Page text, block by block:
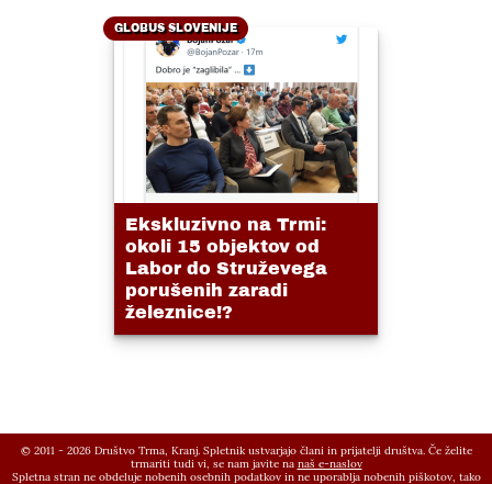
GLOBUS SLOVENIJE
Ekskluzivno na Trmi:
okoli 15 objektov od
Labor do Struževega
porušenih zaradi
železnice!?
© 2011 - 2026 Društvo Trma, Kranj. Spletnik ustvarjajo člani in prijatelji društva. Če želite
trmariti tudi vi, se nam javite na naš e-naslov
Spletna stran ne obdeluje nobenih osebnih podatkov in ne uporablja nobenih piškotov, tako